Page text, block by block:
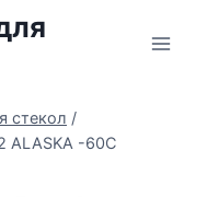
стекол /
ALASKA -60С